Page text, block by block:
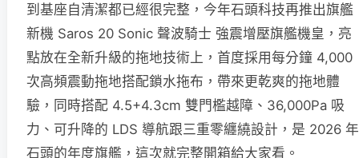
到基座自清潔都已經很完整，今年石頭科技再推出旗艦
新機 Saros 20 Sonic 聲波騎士 強震增壓旗艦機皇，亮
點放在全新升級的拖地技術上，首度採用每分鐘 4,000
次高頻震動拖地搭配鎖水拖布，帶來更乾爽的拖地體
驗，同時搭配 4.5+4.3cm 雙門檻越障、36,000Pa 吸
力、可升降的 LDS 導航跟三重零纏繞設計，是 2026 年
石頭的年度旗艦，這次就完整開箱給大家看。